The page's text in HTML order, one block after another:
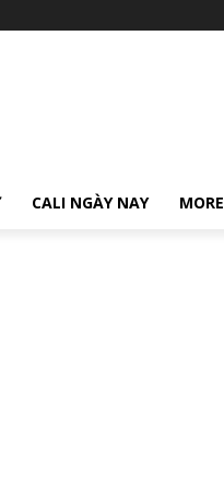
CALI NGÀY NAY MORE